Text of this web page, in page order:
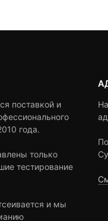
поставкой и
года.
только
тестирование
и мы